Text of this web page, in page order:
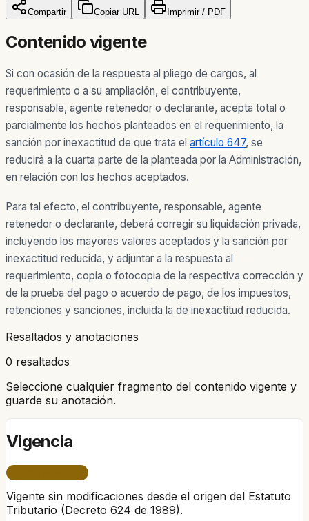
Compartir Copiar URL Imprimir / PDF
Contenido vigente
Si con ocasión de la respuesta al pliego de cargos, al
requerimiento o a su ampliación, el contribuyente,
responsable, agente retenedor o declarante, acepta total o
parcialmente los hechos planteados en el requerimiento, la
sanción por inexactitud de que trata el artículo 647, se
reducirá a la cuarta parte de la planteada por la Administración,
en relación con los hechos aceptados.
Para tal efecto, el contribuyente, responsable, agente
retenedor o declarante, deberá corregir su liquidación privada,
incluyendo los mayores valores aceptados y la sanción por
inexactitud reducida, y adjuntar a la respuesta al
requerimiento, copia o fotocopia de la respectiva corrección y
de la prueba del pago o acuerdo de pago, de los impuestos,
retenciones y sanciones, incluida la de inexactitud reducida.
Resaltados y anotaciones
0 resaltados
Seleccione cualquier fragmento del contenido vigente y
guarde su anotación.
Vigencia
Vigente sin modificaciones desde el origen del Estatuto
Tributario (Decreto 624 de 1989).